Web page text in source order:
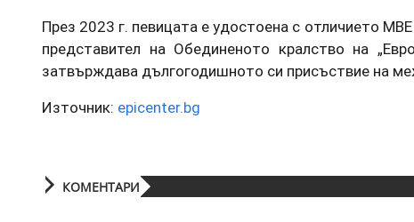
През 2023 г. певицата е удостоена с отличието
представител на Обединеното кралство на
затвърждава дългогодишното си присъствие на
Източник: epicenter.bg
КОМЕНТАРИ